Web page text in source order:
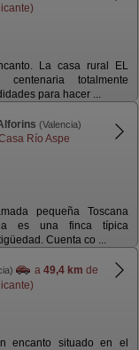
La casa rural EL
totalmente
para hacer ...
(Valencia)
Río Aspe
pequeña Toscana
es una finca típica
Cuenta co ...
a 49,4 km de
encanto situado en el